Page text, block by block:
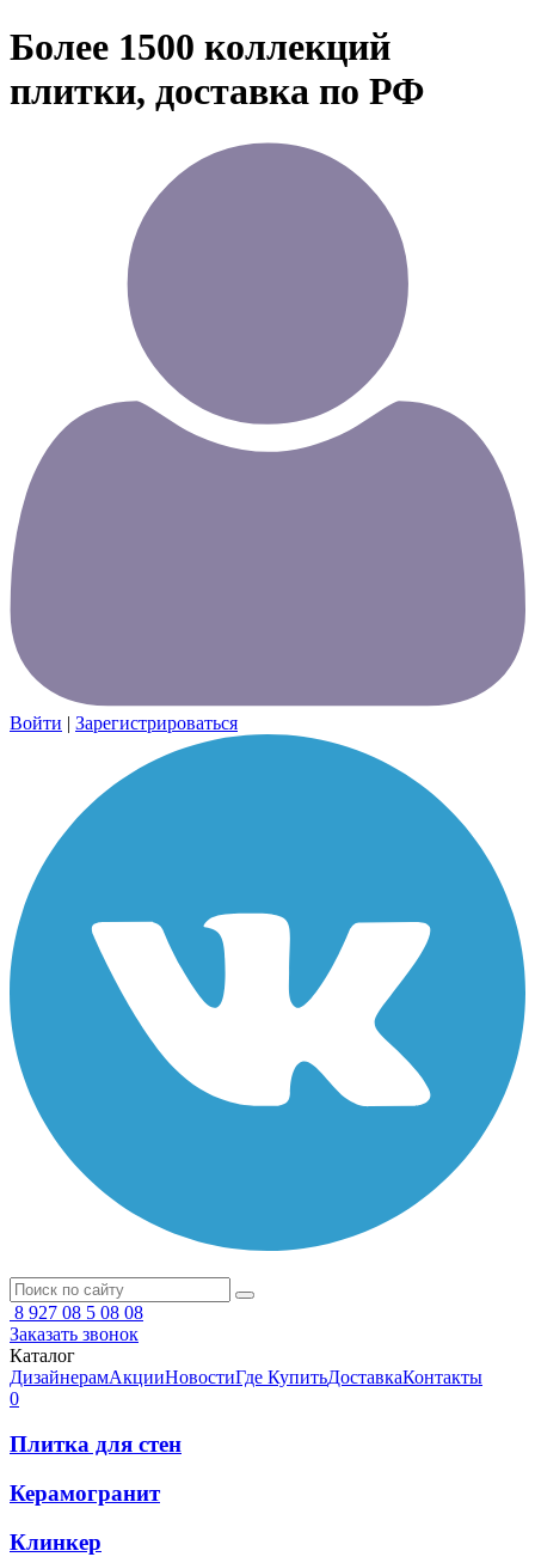
Более 1500 коллекций
плитки, доставка по РФ
Войти | Зарегистрироваться
8 927 08 5 08 08
Заказать звонок
Каталог
ДизайнерамАкцииНовостиГде КупитьДоставкаКонтакты
0
Плитка для стен
Керамогранит
Клинкер